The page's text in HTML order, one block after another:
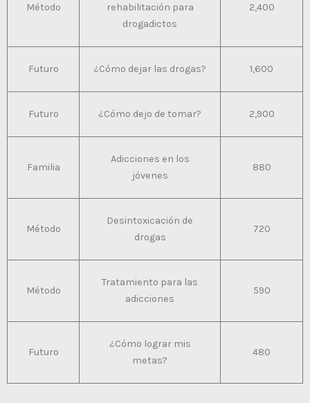
Método
rehabilitación para
drogadictos
2,400
Futuro ¿Cómo dejar las drogas? 1,600
Futuro ¿Cómo dejo de tomar? 2,900
Familia
Adicciones en los
jóvenes
880
Método
Desintoxicación de
drogas
720
Método
Tratamiento para las
adicciones
590
Futuro
¿Cómo lograr mis
metas?
480